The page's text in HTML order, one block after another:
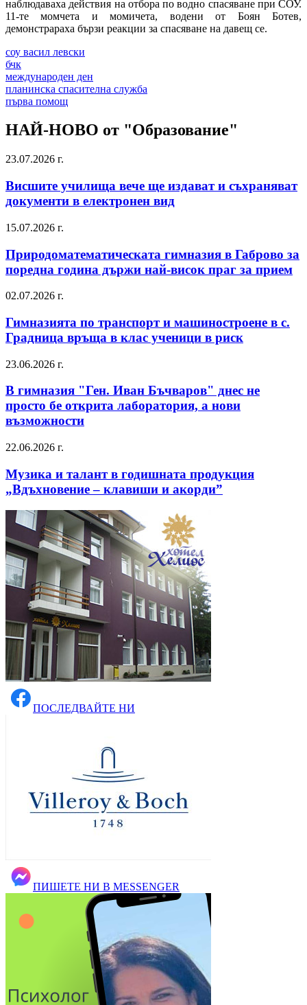
наблюдаваха действия на отбора по водно спасяване при СОУ.
11-те момчета и момичета, водени от Боян Ботев,
демонстрараха бързи реакции за спасяване на давещ се.
соу васил левски
бчк
международен ден
планинска спасителна служба
първа помощ
НАЙ-НОВО от "Образование"
23.07.2026 г.
Висшите училища вече ще издават и съхраняват
документи в електронен вид
15.07.2026 г.
Природоматематическата гимназия в Габрово за
поредна година държи най-висок праг за прием
02.07.2026 г.
Гимназията по транспорт и машиностроене в с.
Градница връща в клас ученици в риск
23.06.2026 г.
В гимназия "Ген. Иван Бъчваров" днес не
просто бе открита лаборатория, а нови
възможности
22.06.2026 г.
Музика и талант в годишната продукция
„Вдъхновение – клавиши и акорди”
ПОСЛЕДВАЙТЕ НИ
ПИШЕТЕ НИ В MESSENGER